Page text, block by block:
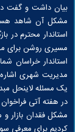
بیان داشت و گفت
مشکل آن شاهد
استاندار محترم در
مسیری روشن برای
استاندار خراسان
مدیریت شهری
در هفته آتی
کردیم برای معرفی